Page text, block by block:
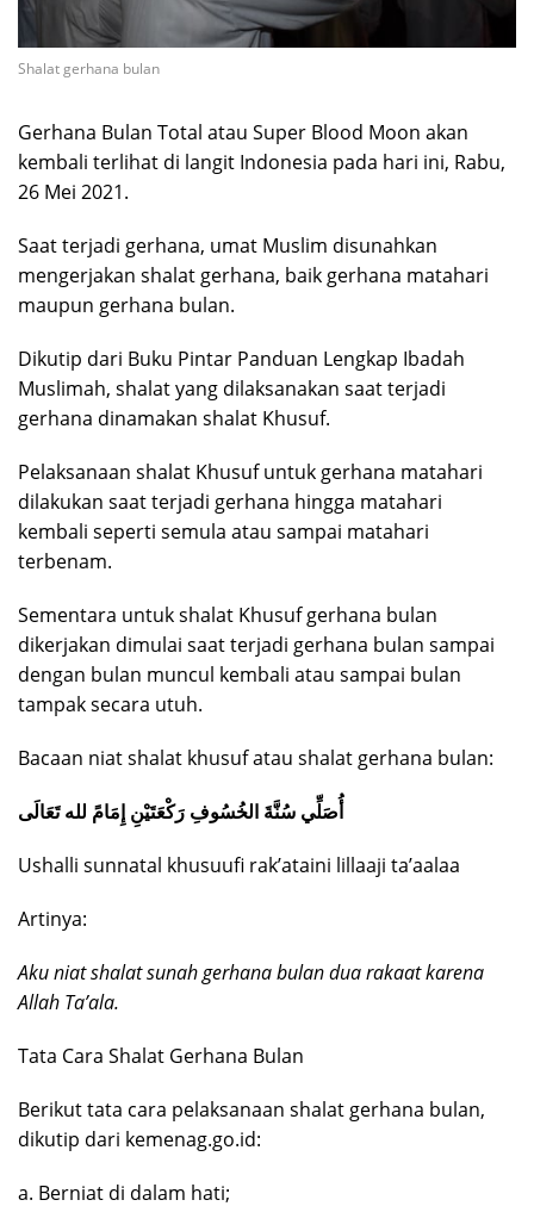
Shalat gerhana bulan
Gerhana Bulan Total atau Super Blood Moon akan
kembali terlihat di langit Indonesia pada hari ini, Rabu,
26 Mei 2021.
Saat terjadi gerhana, umat Muslim disunahkan
mengerjakan shalat gerhana, baik gerhana matahari
maupun gerhana bulan.
Dikutip dari Buku Pintar Panduan Lengkap Ibadah
Muslimah, shalat yang dilaksanakan saat terjadi
gerhana dinamakan shalat Khusuf.
Pelaksanaan shalat Khusuf untuk gerhana matahari
dilakukan saat terjadi gerhana hingga matahari
kembali seperti semula atau sampai matahari
terbenam.
Sementara untuk shalat Khusuf gerhana bulan
dikerjakan dimulai saat terjadi gerhana bulan sampai
dengan bulan muncul kembali atau sampai bulan
tampak secara utuh.
Bacaan niat shalat khusuf atau shalat gerhana bulan:
أُصَلِّي سُنَّةَ الخُسُوفِ رَكْعَتَيْنِ إِمَامً لله تَعَالَى
Ushalli sunnatal khusuufi rak’ataini lillaaji ta’aalaa
Artinya:
Aku niat shalat sunah gerhana bulan dua rakaat karena
Allah Ta’ala.
Tata Cara Shalat Gerhana Bulan
Berikut tata cara pelaksanaan shalat gerhana bulan,
dikutip dari kemenag.go.id:
a. Berniat di dalam hati;